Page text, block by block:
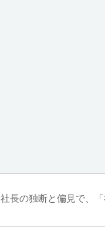
社長の独断と偏見で、